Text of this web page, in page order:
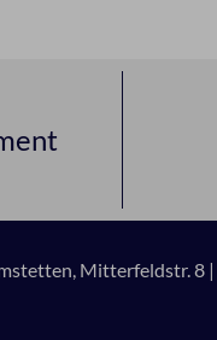
Mitterfeldstr. 8 |